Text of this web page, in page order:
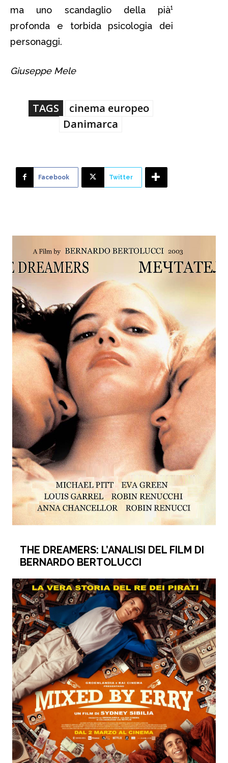
ma uno scandaglio della pià¹
profonda e torbida psicologia dei
personaggi.
Giuseppe Mele
TAGS
cinema europeo
Danimarca
Facebook Twitter
THE DREAMERS: L’ANALISI DEL FILM DI
BERNARDO BERTOLUCCI